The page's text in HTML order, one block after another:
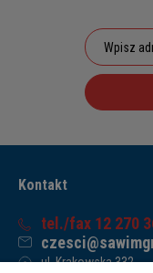
Kontakt
tel./fax 12 270
ul. Krakowska 332,